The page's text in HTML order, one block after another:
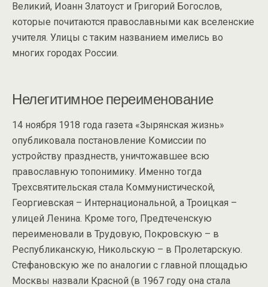
Великий, Иоанн Златоуст и Григорий Богослов,
которые почитаются православными как вселенские
учителя. Улицы с таким названием имелись во
многих городах России.
Нелегитимное переименование
14 ноября 1918 года газета «Зырянская жизнь»
опубликовала постановление Комиссии по
устройству празднеств, уничтожавшее всю
православную топонимику. Именно тогда
Трехсвятительская стала Коммунистической,
Георгиевская – Интернациональной, а Троицкая –
улицей Ленина. Кроме того, Предтеченскую
переименовали в Трудовую, Покровскую – в
Республиканскую, Никольскую – в Пролетарскую.
Стефановскую же по аналогии с главной площадью
Москвы назвали Красной (в 1967 году она стала